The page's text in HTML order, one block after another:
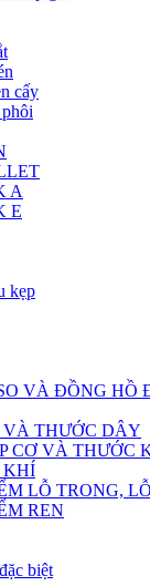
cấy
A
E
kẹp
VÀ ĐỒNG HỒ
THƯỚC DÂY
CƠ VÀ THƯỚC
KHÍ
LỖ TRONG,
REN
biệt